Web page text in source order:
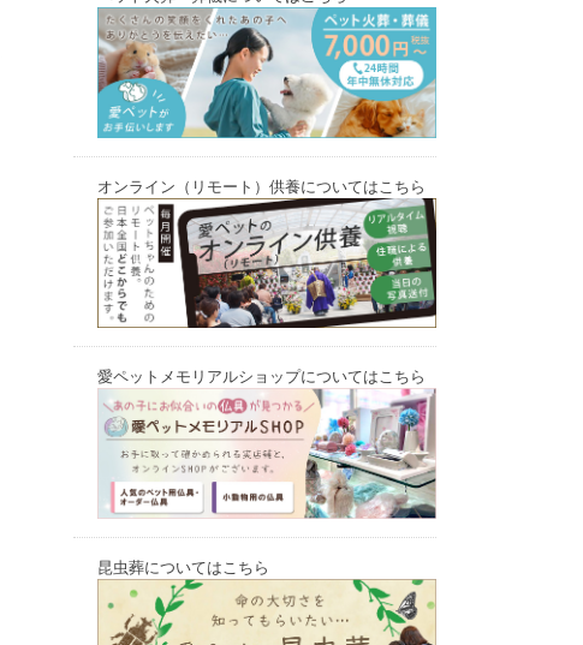
オンライン（リモート）供養についてはこちら
愛ペットメモリアルショップについてはこちら
昆虫葬についてはこちら